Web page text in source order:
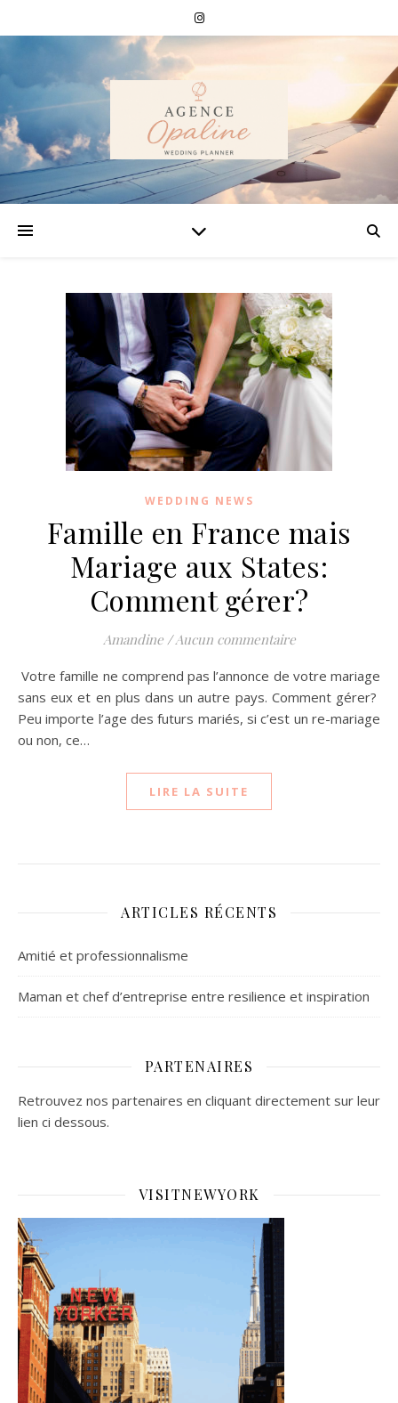
WEDDING NEWS
Famille en France mais
Mariage aux States:
Comment gérer?
Amandine /Aucun commentaire
Votre famille ne comprend pas l’annonce de votre mariage
sans eux et en plus dans un autre pays. Comment gérer?
Peu importe l’age des futurs mariés, si c’est un re-mariage
ou non, ce…
LIRE LA SUITE
ARTICLES RÉCENTS
Amitié et professionnalisme
Maman et chef d’entreprise entre resilience et inspiration
PARTENAIRES
Retrouvez nos partenaires en cliquant directement sur leur
lien ci dessous.
VISITNEWYORK